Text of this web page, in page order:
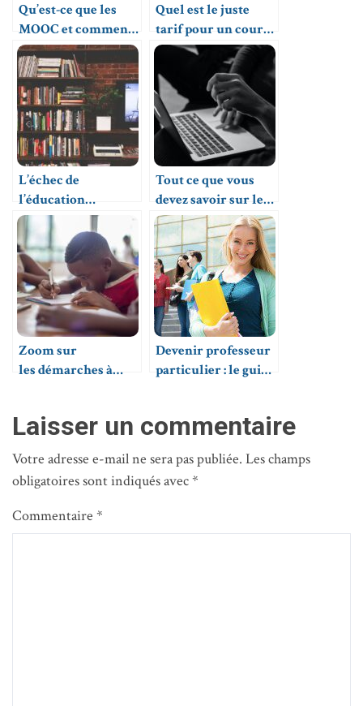
Qu’est-ce que les
MOOC et comment
les utiliser ?
Quel est le juste
tarif pour un cours
de soutien scolaire ?
L’échec de
l’éducation
nationale :
désormais une
réalité !
Tout ce que vous
devez savoir sur les
cours en ligne
Zoom sur
les démarches à
particuliers
Devenir professeur
particulier : le guide
Laisser un commentaire
Votre adresse e-mail ne sera pas publiée. Les champs
obligatoires sont indiqués avec*
Commentaire *